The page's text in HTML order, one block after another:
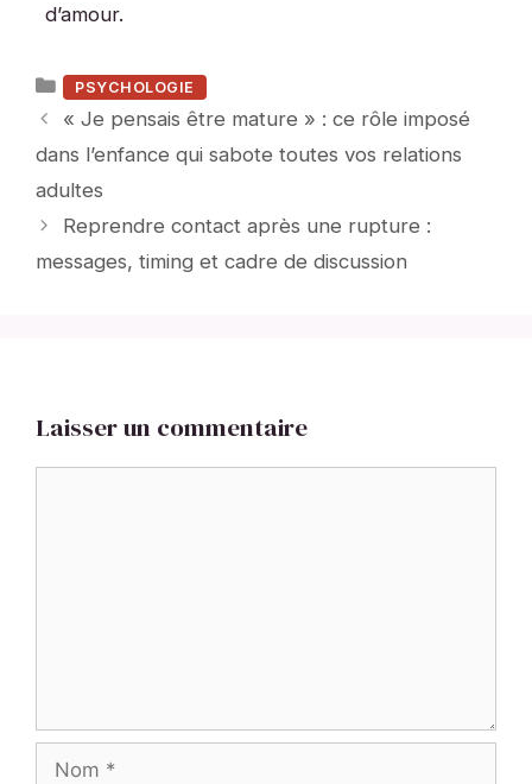
d’amour.
Catégories
PSYCHOLOGIE
« Je pensais être mature » : ce rôle imposé
dans l’enfance qui sabote toutes vos relations
adultes
Reprendre contact après une rupture :
messages, timing et cadre de discussion
Laisser un commentaire
Nom